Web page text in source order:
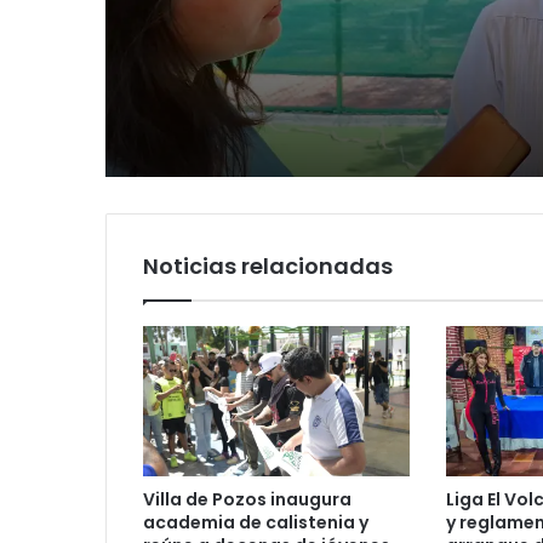
Luis Mejía inicia
diagnóstico en
Tangamanga y
llegada tras
PRI
morenistas no
y denuncia guerra de
rumbo a 2027
Noticias relacionadas
Villa de Pozos inaugura
academia de calistenia y
Liga El
y